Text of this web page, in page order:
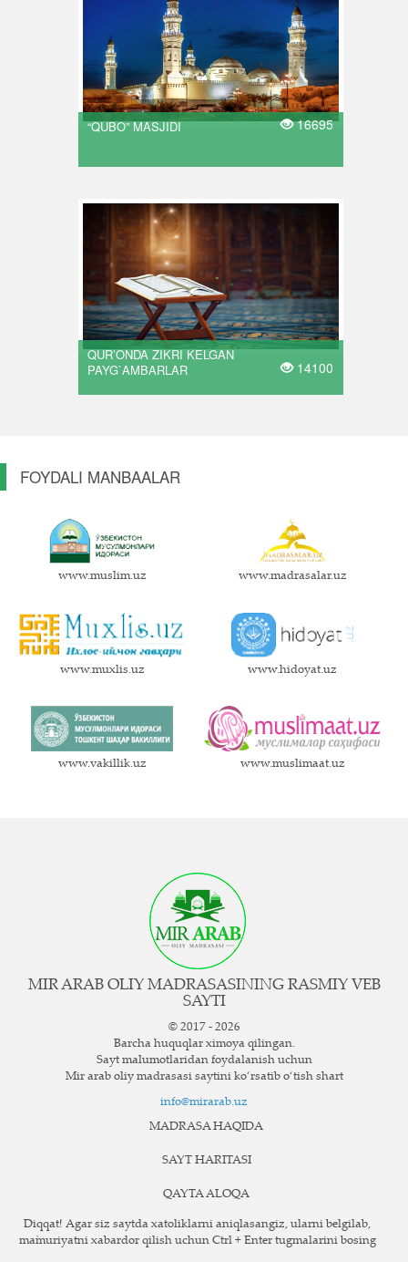
“QUBO” MASJIDI 16695
QUR’ONDA ZIKRI KELGAN
PAYG`AMBARLAR
14100
FOYDALI MANBAALAR
www.muslim.uz www.madrasalar.uz
www.muxlis.uz www.hidoyat.uz
www.vakillik.uz www.muslimaat.uz
MIR ARAB OLIY MADRASASINING RASMIY VEB
SAYTI
© 2017 - 2026
Barcha huquqlar ximoya qilingan.
Sayt ma`lumotlaridan foydalanish uchun
Mir arab oliy madrasasi saytini ko‘rsatib o‘tish shart
info@mirarab.uz
MADRASA HAQIDA
SAYT HARITASI
QAYTA ALOQA
Diqqat! Agar siz saytda xatoliklarni aniqlasangiz, ularni belgilab,
ma`muriyatni xabardor qilish uchun Ctrl + Enter tugmalarini bosing